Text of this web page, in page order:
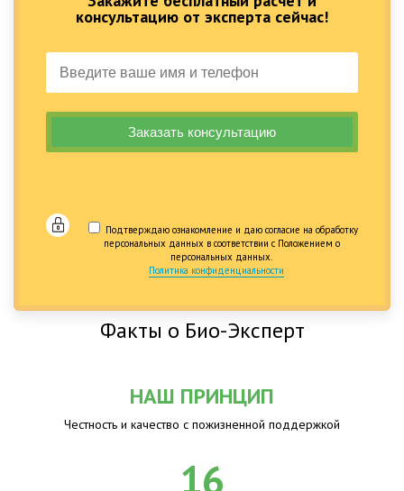
консультацию от эксперта сейчас!
Подтверждаю ознакомление и даю согласие на обработку
персональных данных в соответствии с Положением о
персональных данных.
Политика конфиденциальности
Факты о Био-Эксперт
НАШ ПРИНЦИП
Честность и качество с пожизненной поддержкой
16